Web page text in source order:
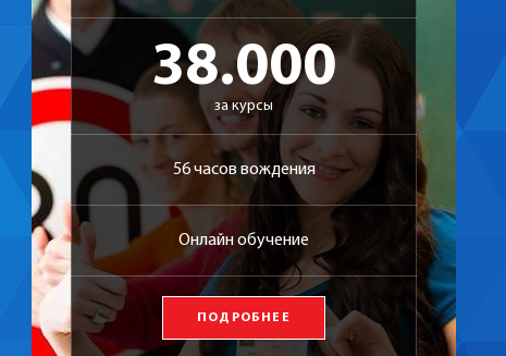
38.000
за курсы
56 часов вождения
Онлайн обучение
ПОДРОБНЕЕ